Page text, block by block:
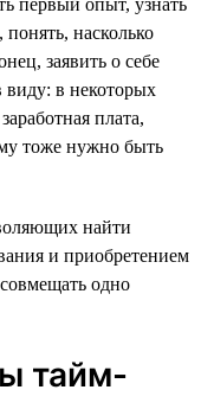
насколько
заявить о себе
в некоторых
плата,
тоже нужно быть
найти
и приобретением
одно
тайм-